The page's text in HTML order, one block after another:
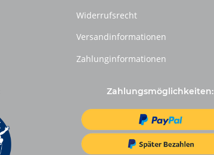
Widerrufsrecht
Versandinformationen
Zahlunginformationen
Zahlungsmöglichkeiten: